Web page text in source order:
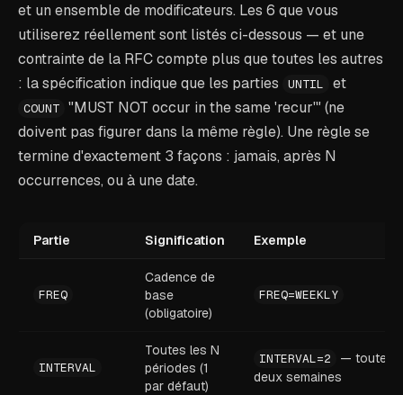
et un ensemble de modificateurs. Les 6 que vous
utiliserez réellement sont listés ci-dessous — et une
contrainte de la RFC compte plus que toutes les autres
: la spécification indique que les parties
UNTIL et
COUNT "MUST NOT occur in the same 'recur'" (ne
doivent pas figurer dans la même règle). Une règle se
termine d'exactement 3 façons : jamais, après N
occurrences, ou à une date.
Partie Signification Exemple
FREQ
Cadence de
base
(obligatoire)
FREQ=WEEKLY
INTERVAL
Toutes les N
périodes (1
par défaut)
INTERVAL=2
— toutes
deux semaines